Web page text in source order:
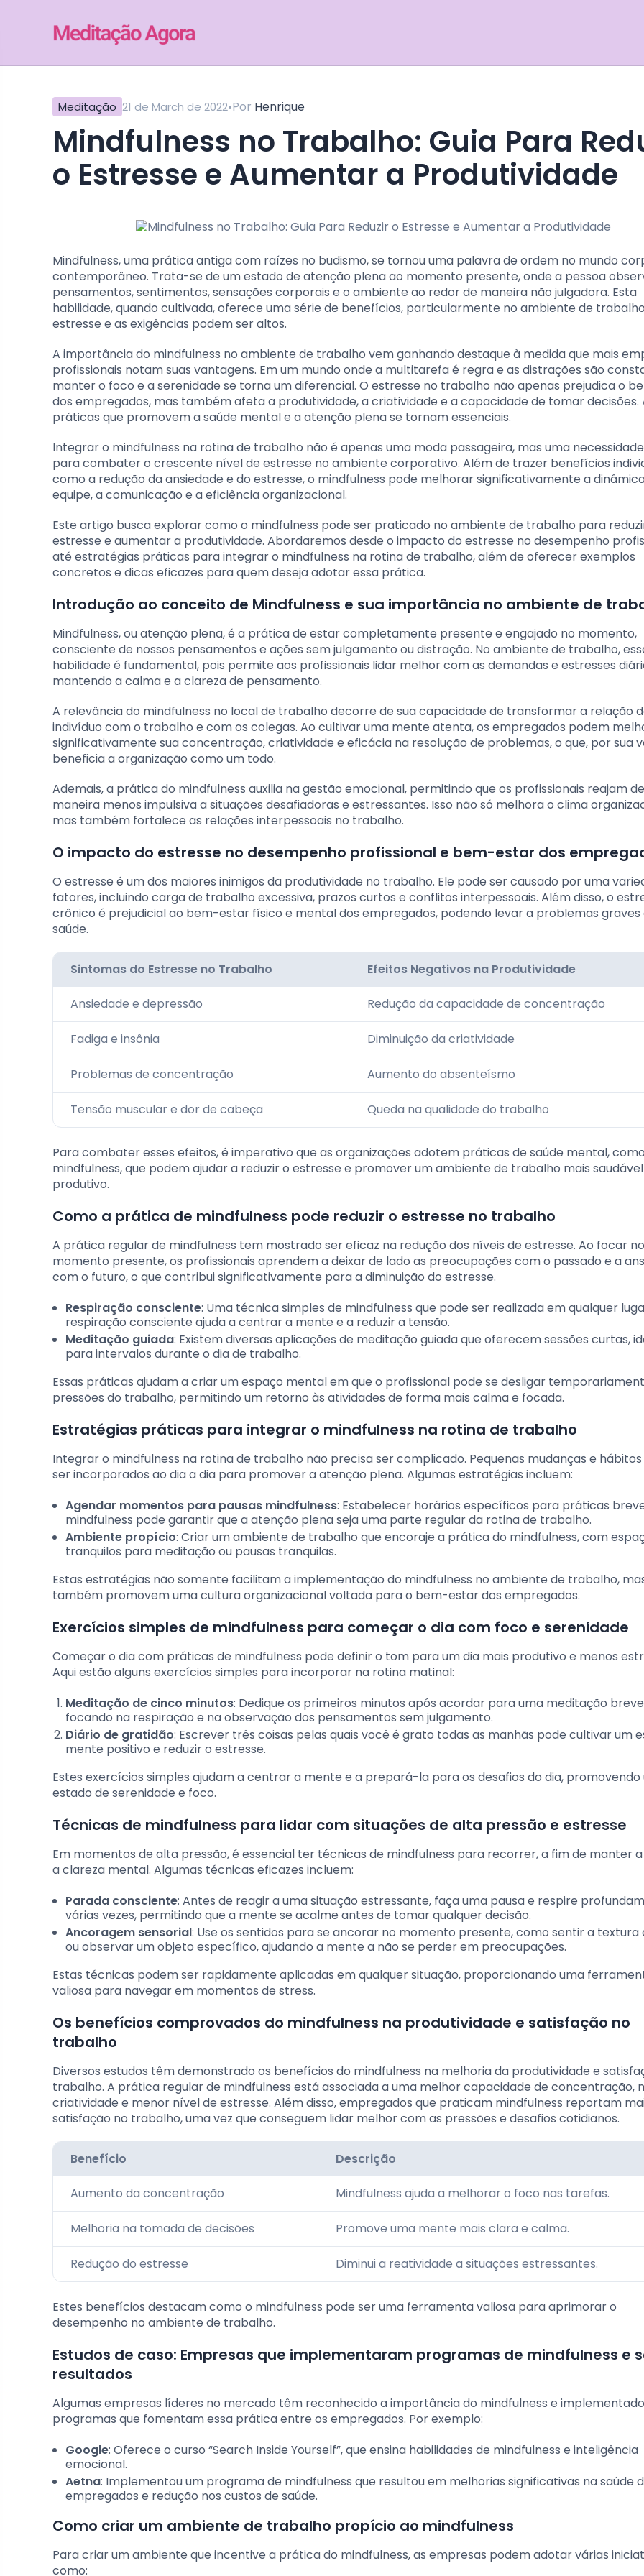
Meditação 21 de March de 2022•Por Henrique
Mindfulness no Trabalho: Guia Para Reduzir
o Estresse e Aumentar a Produtividade
Mindfulness, uma prática antiga com raízes no budismo, se tornou uma palavra de ordem no mundo
contemporâneo. Trata-se de um estado de atenção plena ao momento presente, onde a pessoa
pensamentos, sentimentos, sensações corporais e o ambiente ao redor de maneira não julgadora. Esta
habilidade, quando cultivada, oferece uma série de benefícios, particularmente no ambiente de
estresse e as exigências podem ser altos.
A importância do mindfulness no ambiente de trabalho vem ganhando destaque à medida que mais
profissionais notam suas vantagens. Em um mundo onde a multitarefa é regra e as distrações são
manter o foco e a serenidade se torna um diferencial. O estresse no trabalho não apenas prejudica o
dos empregados, mas também afeta a produtividade, a criatividade e a capacidade de tomar decisões.
práticas que promovem a saúde mental e a atenção plena se tornam essenciais.
Integrar o mindfulness na rotina de trabalho não é apenas uma moda passageira, mas uma
para combater o crescente nível de estresse no ambiente corporativo. Além de trazer benefícios
como a redução da ansiedade e do estresse, o mindfulness pode melhorar significativamente a
equipe, a comunicação e a eficiência organizacional.
Este artigo busca explorar como o mindfulness pode ser praticado no ambiente de trabalho para
estresse e aumentar a produtividade. Abordaremos desde o impacto do estresse no desempenho
até estratégias práticas para integrar o mindfulness na rotina de trabalho, além de oferecer exemplos
concretos e dicas eficazes para quem deseja adotar essa prática.
Introdução ao conceito de Mindfulness e sua importância no ambiente de
Mindfulness, ou atenção plena, é a prática de estar completamente presente e engajado no momento,
consciente de nossos pensamentos e ações sem julgamento ou distração. No ambiente de trabalho,
habilidade é fundamental, pois permite aos profissionais lidar melhor com as demandas e estresses
mantendo a calma e a clareza de pensamento.
A relevância do mindfulness no local de trabalho decorre de sua capacidade de transformar a relação
indivíduo com o trabalho e com os colegas. Ao cultivar uma mente atenta, os empregados podem
significativamente sua concentração, criatividade e eficácia na resolução de problemas, o que, por sua
beneficia a organização como um todo.
Ademais, a prática do mindfulness auxilia na gestão emocional, permitindo que os profissionais reajam de
maneira menos impulsiva a situações desafiadoras e estressantes. Isso não só melhora o clima
mas também fortalece as relações interpessoais no trabalho.
O impacto do estresse no desempenho profissional e bem-estar dos
O estresse é um dos maiores inimigos da produtividade no trabalho. Ele pode ser causado por uma
fatores, incluindo carga de trabalho excessiva, prazos curtos e conflitos interpessoais. Além disso, o
crônico é prejudicial ao bem-estar físico e mental dos empregados, podendo levar a problemas graves
saúde.
Sintomas do Estresse no Trabalho Efeitos Negativos na Produtividade
Ansiedade e depressão Redução da capacidade de concentração
Fadiga e insônia Diminuição da criatividade
Problemas de concentração Aumento do absenteísmo
Tensão muscular e dor de cabeça Queda na qualidade do trabalho
Para combater esses efeitos, é imperativo que as organizações adotem práticas de saúde mental,
mindfulness, que podem ajudar a reduzir o estresse e promover um ambiente de trabalho mais
produtivo.
Como a prática de mindfulness pode reduzir o estresse no trabalho
A prática regular de mindfulness tem mostrado ser eficaz na redução dos níveis de estresse. Ao focar no
momento presente, os profissionais aprendem a deixar de lado as preocupações com o passado e a
com o futuro, o que contribui significativamente para a diminuição do estresse.
Respiração consciente: Uma técnica simples de mindfulness que pode ser realizada em qualquer
respiração consciente ajuda a centrar a mente e a reduzir a tensão.
Meditação guiada: Existem diversas aplicações de meditação guiada que oferecem sessões curtas,
para intervalos durante o dia de trabalho.
Essas práticas ajudam a criar um espaço mental em que o profissional pode se desligar
pressões do trabalho, permitindo um retorno às atividades de forma mais calma e focada.
Estratégias práticas para integrar o mindfulness na rotina de trabalho
Integrar o mindfulness na rotina de trabalho não precisa ser complicado. Pequenas mudanças e
ser incorporados ao dia a dia para promover a atenção plena. Algumas estratégias incluem:
Agendar momentos para pausas mindfulness: Estabelecer horários específicos para práticas
mindfulness pode garantir que a atenção plena seja uma parte regular da rotina de trabalho.
Ambiente propício: Criar um ambiente de trabalho que encoraje a prática do mindfulness, com
tranquilos para meditação ou pausas tranquilas.
Estas estratégias não somente facilitam a implementação do mindfulness no ambiente de trabalho,
também promovem uma cultura organizacional voltada para o bem-estar dos empregados.
Exercícios simples de mindfulness para começar o dia com foco e serenidade
Começar o dia com práticas de mindfulness pode definir o tom para um dia mais produtivo e menos
Aqui estão alguns exercícios simples para incorporar na rotina matinal:
Meditação de cinco minutos: Dedique os primeiros minutos após acordar para uma meditação
focando na respiração e na observação dos pensamentos sem julgamento.
Diário de gratidão: Escrever três coisas pelas quais você é grato todas as manhãs pode cultivar um
mente positivo e reduzir o estresse.
Estes exercícios simples ajudam a centrar a mente e a prepará-la para os desafios do dia, promovendo
estado de serenidade e foco.
Técnicas de mindfulness para lidar com situações de alta pressão e estresse
Em momentos de alta pressão, é essencial ter técnicas de mindfulness para recorrer, a fim de manter
a clareza mental. Algumas técnicas eficazes incluem:
Parada consciente: Antes de reagir a uma situação estressante, faça uma pausa e respire
várias vezes, permitindo que a mente se acalme antes de tomar qualquer decisão.
Ancoragem sensorial: Use os sentidos para se ancorar no momento presente, como sentir a textura
ou observar um objeto específico, ajudando a mente a não se perder em preocupações.
Estas técnicas podem ser rapidamente aplicadas em qualquer situação, proporcionando uma
valiosa para navegar em momentos de stress.
Os benefícios comprovados do mindfulness na produtividade e satisfação no
trabalho
Diversos estudos têm demonstrado os benefícios do mindfulness na melhoria da produtividade e
trabalho. A prática regular de mindfulness está associada a uma melhor capacidade de concentração,
criatividade e menor nível de estresse. Além disso, empregados que praticam mindfulness reportam
satisfação no trabalho, uma vez que conseguem lidar melhor com as pressões e desafios cotidianos.
Benefício Descrição
Aumento da concentração Mindfulness ajuda a melhorar o foco nas tarefas.
Melhoria na tomada de decisões Promove uma mente mais clara e calma.
Redução do estresse Diminui a reatividade a situações estressantes.
Estes benefícios destacam como o mindfulness pode ser uma ferramenta valiosa para aprimorar o
desempenho no ambiente de trabalho.
Estudos de caso: Empresas que implementaram programas de mindfulness e
resultados
Algumas empresas líderes no mercado têm reconhecido a importância do mindfulness e implementado
programas que fomentam essa prática entre os empregados. Por exemplo:
Google: Oferece o curso “Search Inside Yourself”, que ensina habilidades de mindfulness e inteligência
emocional.
Aetna: Implementou um programa de mindfulness que resultou em melhorias significativas na saúde
empregados e redução nos custos de saúde.
Como criar um ambiente de trabalho propício ao mindfulness
Para criar um ambiente que incentive a prática do mindfulness, as empresas podem adotar várias
como: